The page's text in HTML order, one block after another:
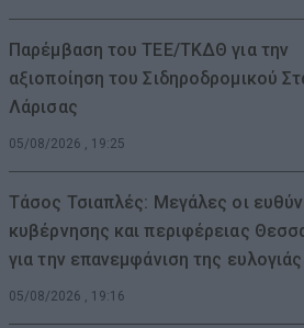
Παρέμβαση του ΤΕΕ/ΤΚΔΘ για την
αξιοποίηση του Σιδηροδρομικού
Λάρισας
05/08/2026 , 19:25
Τάσος Τσιαπλές: Μεγάλες οι
κυβέρνησης και περιφέρειας
για την επανεμφάνιση της ευλογιάς
05/08/2026 , 19:16